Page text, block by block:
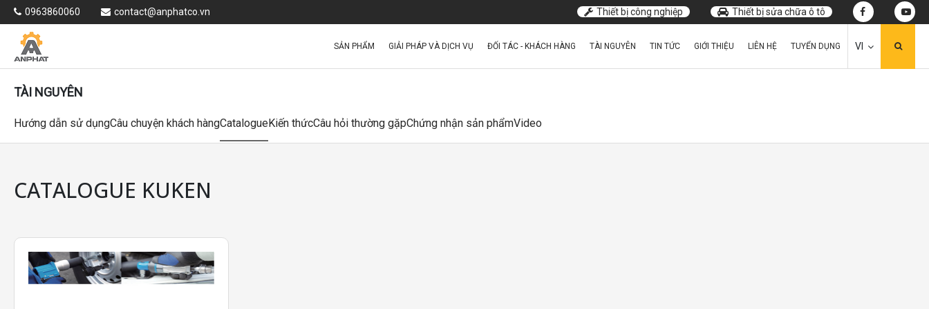
0963860060 contact@anphatco.vn Thiết bị công nghiệp Thiết bị sửa chữa ô tô
SẢN PHẨM GIẢI PHÁP VÀ DỊCH VỤ ĐỐI TÁC - KHÁCH HÀNG TÀI NGUYÊN TIN TỨC GIỚI THIỆU LIÊN HỆ TUYỂN DỤNG VI
TÀI NGUYÊN
Hướng dẫn sử dụngCâu chuyện khách hàngCatalogueKiến thứcCâu hỏi thường gặpChứng nhận sản phẩmVideo
CATALOGUE KUKEN